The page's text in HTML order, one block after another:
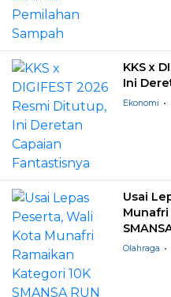
KKS x
Ini
Ekonomi
Usai
Munafri
Olahraga